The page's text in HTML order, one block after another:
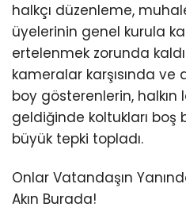
halkçı düzenleme,
üyelerinin genel kurula
ertelenmek zorunda
kameralar karşısında ve
boy gösterenlerin, halkın
geldiğinde koltukları boş
büyük tepki topladı.
Onlar Vatandaşın
Akın Burada!